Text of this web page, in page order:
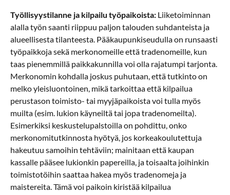
Työllisyystilanne ja kilpailu työpaikoista: Liiketoiminnan
alalla työn saanti riippuu paljon talouden suhdanteista ja
alueellisesta tilanteesta. Pääkaupunkiseudulla on runsaasti
työpaikkoja sekä merkonomeille että tradenomeille, kun
taas pienemmillä paikkakunnilla voi olla rajatumpi tarjonta.
Merkonomin kohdalla joskus puhutaan, että tutkinto on
melko yleisluontoinen, mikä tarkoittaa että kilpailua
perustason toimisto- tai myyjäpaikoista voi tulla myös
muilta (esim. lukion käyneiltä tai jopa tradenomeilta).
Esimerkiksi keskustelupalstoilla on pohdittu, onko
merkonomitutkinnosta hyötyä, jos korkeakoulutettuja
hakeutuu samoihin tehtäviin; mainitaan että kaupan
kassalle pääsee lukionkin papereilla, ja toisaalta joihinkin
toimistotöihin saattaa hakea myös tradenomeja ja
maistereita. Tämä voi paikoin kiristää kilpailua